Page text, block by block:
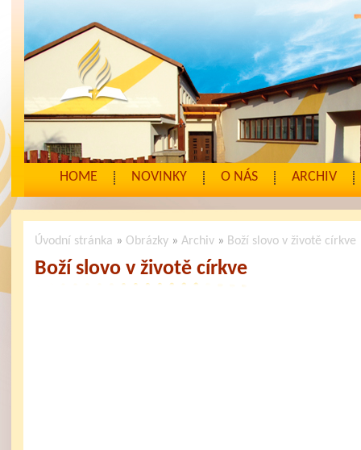
HOME NOVINKY O NÁS ARCHIV
Úvodní stránka » Obrázky »Archiv » Boží slovo v životě církve
Boží slovo v životě církve